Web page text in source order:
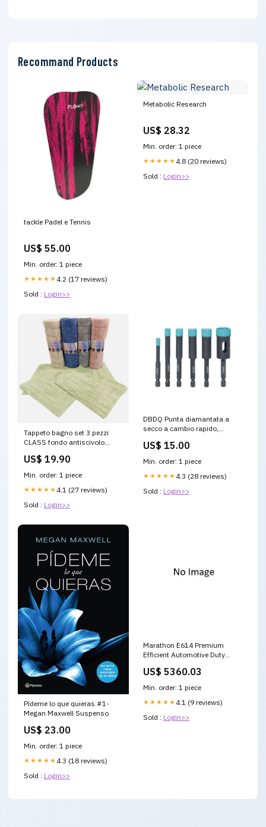
Recommand Products
tackle Padel e Tennis
US$ 55.00
Min. order: 1 piece
★★★★★ 4.2 (17 reviews)
Sold : Login>>
Metabolic Research
US$ 28.32
Min. order: 1 piece
★★★★★ 4.8 (20 reviews)
Sold : Login>>
Tappeto bagno set 3 pezzi
CLASS fondo antiscivolo
Colore:Bluette
US$ 19.90
Min. order: 1 piece
★★★★★ 4.1 (27 reviews)
Sold : Login>>
DBDQ Punta diamantata a
secco a cambio rapido,
per rimozione piastrelle
US$ 15.00
Min. order: 1 piece
★★★★★ 4.3 (28 reviews)
Sold : Login>>
Pídeme lo que quieras #1-
Megan Maxwell Suspenso
US$ 23.00
Min. order: 1 piece
★★★★★ 4.3 (18 reviews)
Sold : Login>>
Marathon E614 Premium
Efficient Automotive Duty
US$ 5360.03
Min. order: 1 piece
★★★★★ 4.1 (9 reviews)
Sold : Login>>